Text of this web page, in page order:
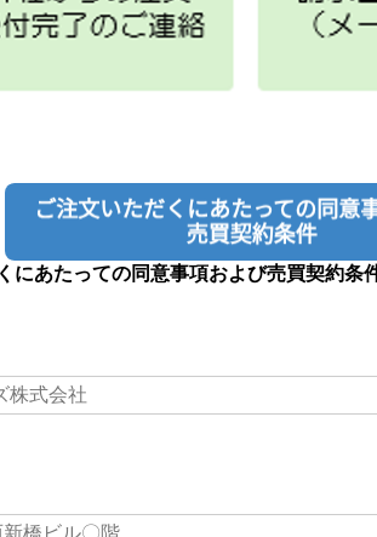
にあたっての同意事項および売買契約条